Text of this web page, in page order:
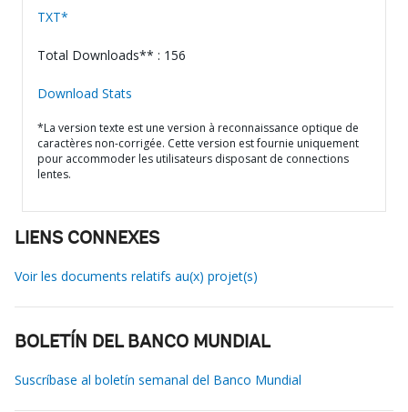
TXT*
Total Downloads** : 156
Download Stats
*La version texte est une version à reconnaissance optique de
caractères non-corrigée. Cette version est fournie uniquement
pour accommoder les utilisateurs disposant de connections
lentes.
LIENS CONNEXES
Voir les documents relatifs au(x) projet(s)
BOLETÍN DEL BANCO MUNDIAL
Suscríbase al boletín semanal del Banco Mundial